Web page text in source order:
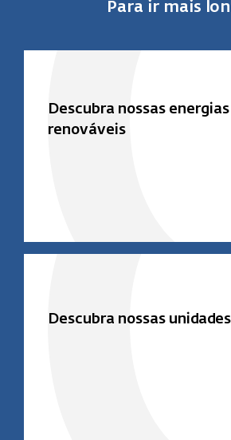
Para ir mais
Descubra nossas energias
renováveis
Descubra nossas unidades